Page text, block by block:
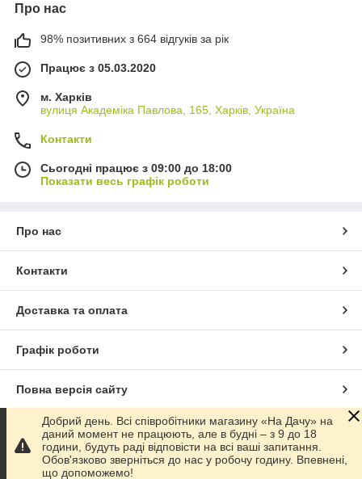
Про нас
98% позитивних з 664 відгуків за рік
Працює з 05.03.2020
м. Харків
вулиця Академіка Павлова, 165, Харків, Україна
Контакти
Сьогодні працює з 09:00 до 18:00
Показати весь графік роботи
Про нас
Контакти
Доставка та оплата
Графік роботи
Повна версія сайту
Сайт створено на маркетплейсіProm.ua
Політика конфіденційності
Добрий день. Всі співробітники магазину «На Дачу» на
даний момент не працюють, але в будні – з 9 до 18
години, будуть раді відповісти на всі ваші запитання.
Обов'язково зверніться до нас у робочу годину. Впевнені,
що допоможемо!